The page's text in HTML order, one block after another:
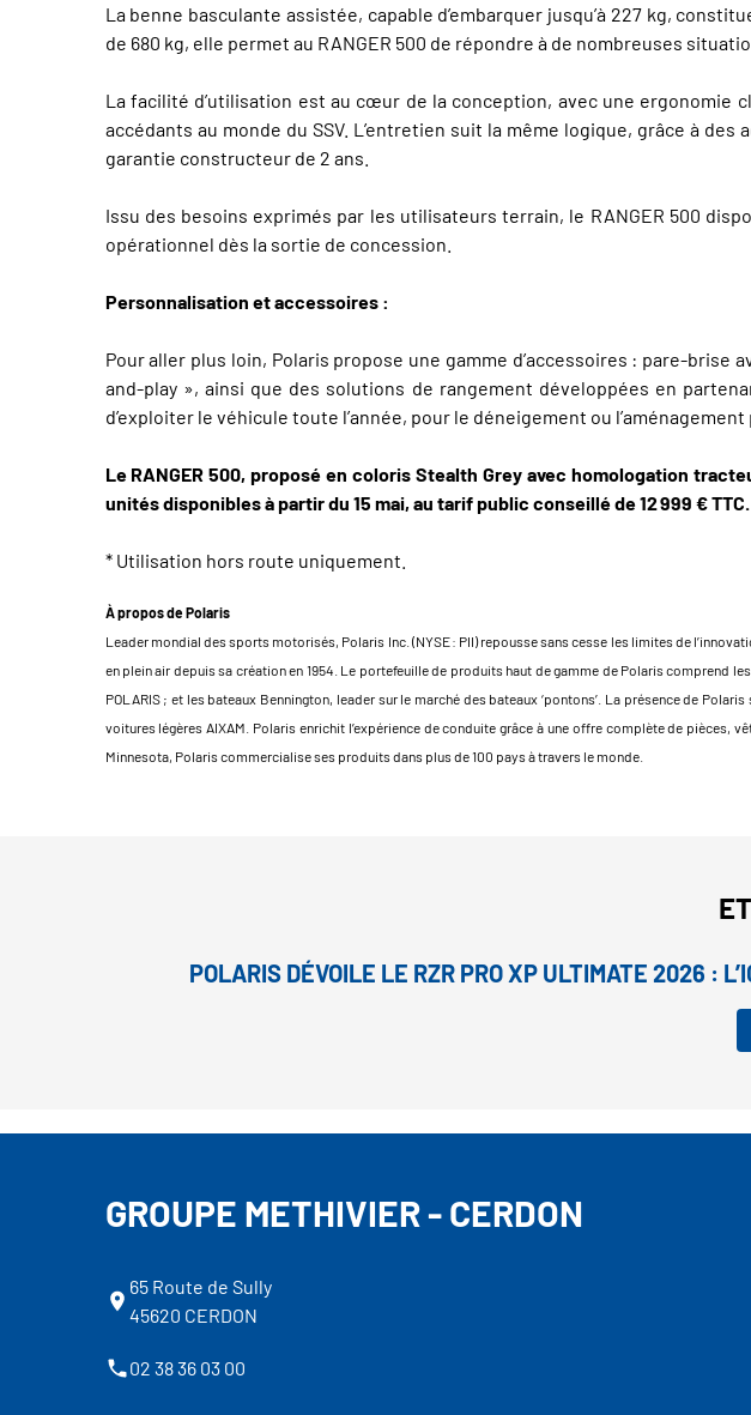
La benne basculante assistée, capable d’embarquer jusqu’à 227 kg,
de 680 kg, elle permet au RANGER 500 de répondre à de nombreuses
La facilité d’utilisation est au cœur de la conception, avec une
accédants au monde du SSV. L’entretien suit la même logique, grâce à
garantie constructeur de 2 ans.
Issu des besoins exprimés par les utilisateurs terrain, le RANGER 500
opérationnel dès la sortie de concession.
Personnalisation et accessoires :
Pour aller plus loin, Polaris propose une gamme d’accessoires : pare-
and-play », ainsi que des solutions de rangement développées en
d’exploiter le véhicule toute l’année, pour le déneigement ou l’aménagement
Le RANGER 500, proposé en coloris Stealth Grey avec homologation
unités disponibles à partir du 15 mai, au tarif public conseillé de 12 999 € TTC.
* Utilisation hors route uniquement.
À propos de Polaris
Leader mondial des sports motorisés, Polaris Inc. (NYSE : PII) repousse sans cesse les limites de
en plein air depuis sa création en 1954. Le portefeuille de produits haut de gamme de Polaris comprend
POLARIS ; et les bateaux Bennington, leader sur le marché des bateaux ‘pontons’. La présence de
voitures légères AIXAM. Polaris enrichit l’expérience de conduite grâce à une offre complète de
Minnesota, Polaris commercialise ses produits dans plus de 100 pays à travers le monde.
POLARIS DÉVOILE LE RZR PRO XP ULTIMATE 2026 :
GROUPE METHIVIER - CERDON
65 Route de Sully
45620 CERDON
02 38 36 03 00